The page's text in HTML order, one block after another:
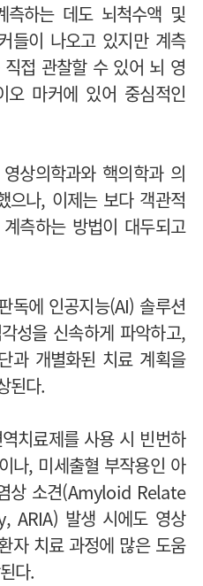
측하는 데도 뇌척수액 및
들이 나오고 있지만 계측
접 관찰할 수 있어 뇌 영
오 마커에 있어 중심적인
상의학과와 핵의학과 의
으나, 이제는 보다 객관적
측하는 방법이 대두되고
독에 인공지능(AI) 솔루션
성을 신속하게 파악하고,
과 개별화된 치료 계획을
된다.
치료제를 사용 시 빈번하
나, 미세출혈 부작용인 아
상 소견(Amyloid Relate
발생 시에도 영상
자 치료 과정에 많은 도움
다.